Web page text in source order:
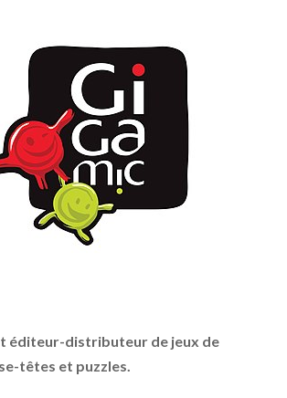
éditeur-distributeur de jeux de
têtes et puzzles.